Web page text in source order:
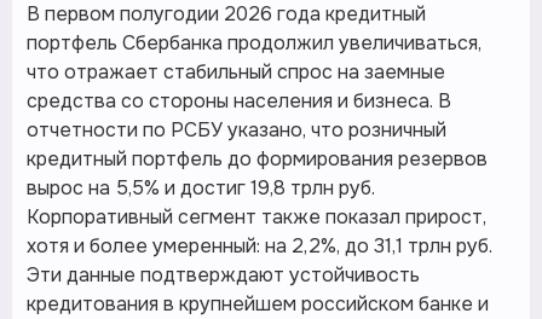
В первом полугодии 2026 года кредитный
портфель Сбербанка продолжил увеличиваться,
что отражает стабильный спрос на заемные
средства со стороны населения и бизнеса. В
отчетности по РСБУ указано, что розничный
кредитный портфель до формирования резервов
вырос на 5,5% и достиг 19,8 трлн руб.
Корпоративный сегмент также показал прирост,
хотя и более умеренный: на 2,2%, до 31,1 трлн руб.
Эти данные подтверждают устойчивость
кредитования в крупнейшем российском банке и